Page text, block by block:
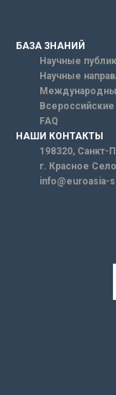
БАЗА ЗНАНИЙ
Научные
Научные
FAQ
НАШИ КОНТАКТЫ
198320, Санкт-
г. Красное
info@euroasia-